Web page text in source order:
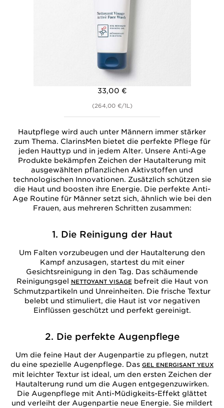
33,00 €
(264,00 €/1L)
Hautpflege wird auch unter Männern immer stärker
zum Thema. ClarinsMen bietet die perfekte Pflege für
jeden Hauttyp und in jedem Alter. Unsere Anti-Age
Produkte bekämpfen Zeichen der Hautalterung mit
ausgewählten pflanzlichen Aktivstoffen und
technologischen Innovationen. Zusätzlich schützen sie
die Haut und boosten ihre Energie. Die perfekte Anti-
Age Routine für Männer setzt sich, ähnlich wie bei den
Frauen, aus mehreren Schritten zusammen:
1. Die Reinigung der Haut
Um Falten vorzubeugen und der Hautalterung den
Kampf anzusagen, startest du mit einer
Gesichtsreinigung in den Tag. Das schäumende
Reinigungsgel NETTOYANT VISAGE befreit die Haut von
Schmutzpartikeln und Unreinheiten. Die frische Textur
belebt und stimuliert, die Haut ist vor negativen
Einflüssen geschützt und perfekt gereinigt.
2. Die perfekte Augenpflege
Um die feine Haut der Augenpartie zu pflegen, nutzt
du eine spezielle Augenpflege. Das GEL ENERGISANT YEUX
mit leichter Textur ist ideal, um den ersten Zeichen der
Hautalterung rund um die Augen entgegenzuwirken.
Die Augenpflege mit Anti-Müdigkeits-Effekt glättet
und verleiht der Augenpartie neue Energie. Sie mildert